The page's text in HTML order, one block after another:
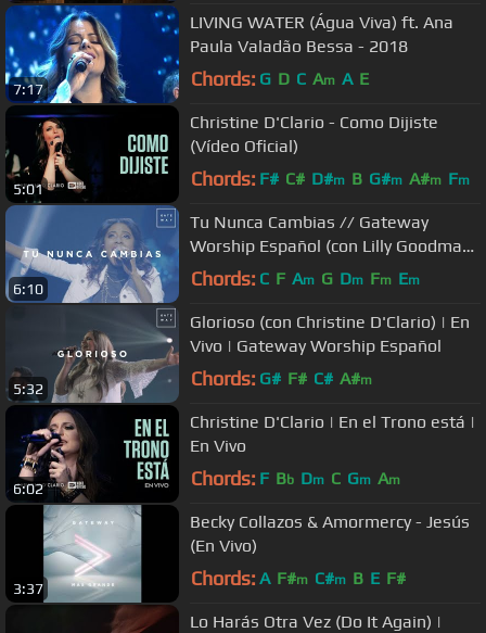
7:17
LIVING WATER (Água Viva) ft. Ana
Paula Valadão Bessa - 2018
Chords: G D C Am A E
5:01
Christine D'Clario - Como Dijiste
(Vídeo Oficial)
Chords: F# C# D#m B G#m A#m Fm
6:10
Tu Nunca Cambias // Gateway
Worship Español (con Lilly Goodman)
// Murallas
Chords: C F Am G Dm Fm Em
5:32
Glorioso (con Christine D'Clario) | En
Vivo | Gateway Worship Español
Chords: G# F# C# A#m
6:02
Christine D'Clario | En el Trono está |
En Vivo
Chords: F Bb Dm C Gm Am
3:37
Becky Collazos & Amormercy - Jesús
(En Vivo)
Chords: A F#m C#m B E F#
Lo Harás Otra Vez (Do It Again) |